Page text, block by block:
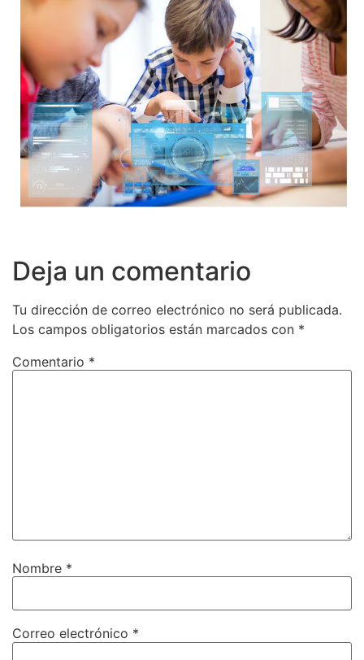
Deja un comentario
Tu dirección de correo electrónico no será publicada.
Los campos obligatorios están marcados con *
Comentario *
Nombre *
Correo electrónico *